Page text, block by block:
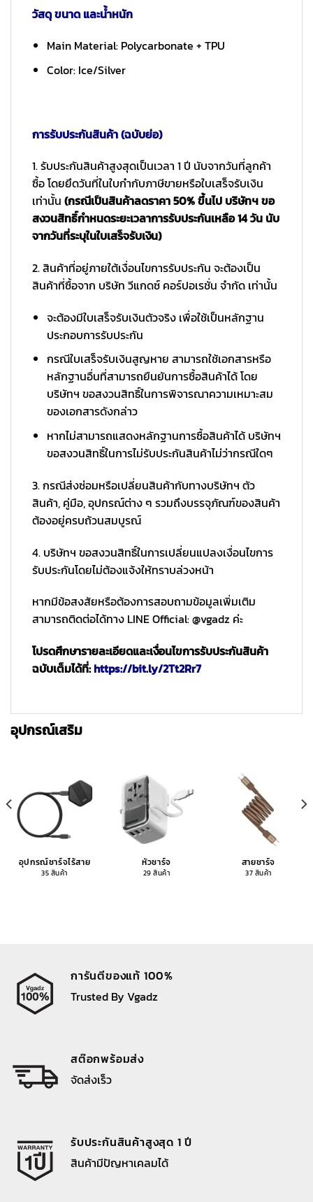
วัสดุ ขนาด และน้ำหนัก
Main Material: Polycarbonate + TPU
Color: Ice/Silver
การรับประกันสินค้า (ฉบับย่อ)
1. รับประกันสินค้าสูงสุดเป็นเวลา 1 ปี นับจากวันที่ลูกค้า
ซื้อ โดยยึดวันที่ในใบกำกับภาษีขายหรือใบเสร็จรับเงิน
เท่านั้น (กรณีเป็นสินค้าลดราคา 50% ขึ้นไป บริษัทฯ ขอ
สงวนสิทธิ์กำหนดระยะเวลาการรับประกันเหลือ 14 วัน นับ
จากวันที่ระบุในใบเสร็จรับเงิน)
2. สินค้าที่อยู่ภายใต้เงื่อนไขการรับประกัน จะต้องเป็น
สินค้าที่ซื้อจาก บริษัท วีแกดซ์ คอร์ปอเรชั่น จำกัด เท่านั้น
จะต้องมีใบเสร็จรับเงินตัวจริง เพื่อใช้เป็นหลักฐาน
ประกอบการรับประกัน
กรณีใบเสร็จรับเงินสูญหาย สามารถใช้เอกสารหรือ
หลักฐานอื่นที่สามารถยืนยันการซื้อสินค้าได้ โดย
บริษัทฯ ขอสงวนสิทธิ์ในการพิจารณาความเหมาะสม
ของเอกสารดังกล่าว
หากไม่สามารถแสดงหลักฐานการซื้อสินค้าได้ บริษัทฯ
ขอสงวนสิทธิ์ในการไม่รับประกันสินค้าไม่ว่ากรณีใดๆ
3. กรณีส่งซ่อมหรือเปลี่ยนสินค้ากับทางบริษัทฯ ตัว
สินค้า, คู่มือ, อุปกรณ์ต่าง ๆ รวมถึงบรรจุภัณฑ์ของสินค้า
ต้องอยู่ครบถ้วนสมบูรณ์
4. บริษัทฯ ขอสงวนสิทธิ์ในการเปลี่ยนแปลงเงื่อนไขการ
รับประกันโดยไม่ต้องแจ้งให้ทราบล่วงหน้า
หากมีข้อสงสัยหรือต้องการสอบถามข้อมูลเพิ่มเติม
สามารถติดต่อได้ทาง LINE Official: @vgadz ค่ะ
โปรดศึกษารายละเอียดและเงื่อนไขการรับประกันสินค้า
ฉบับเต็มได้ที่:https://bit.ly/2Tt2Rr7
อุปกรณ์เสริม
อุปกรณ์ชาร์จไร้สาย
35 สินค้า
หัวชาร์จ
29 สินค้า
สายชาร์จ
37 สินค้า
การันตีของแท้ 100%
Trusted By Vgadz
สต๊อกพร้อมส่ง
จัดส่งเร็ว
รับประกันสินค้าสูงสุด 1 ปี
สินค้ามีปัญหาเคลมได้